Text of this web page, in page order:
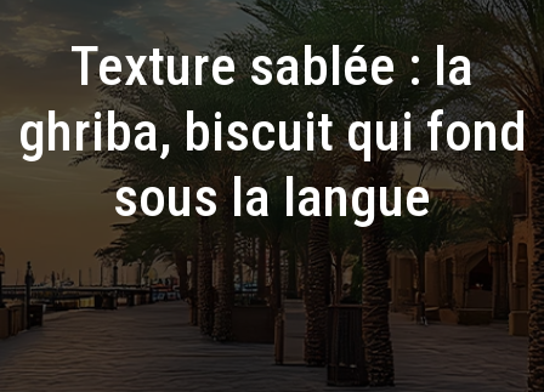
Texture sablée : la
ghriba, biscuit qui fond
sous la langue